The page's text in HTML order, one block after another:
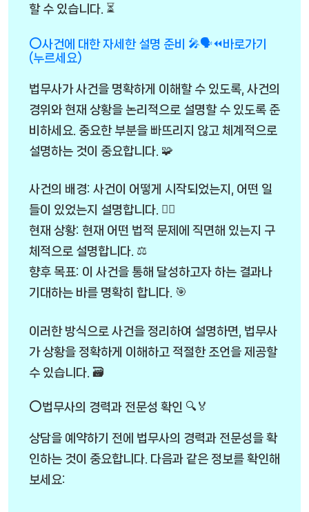
할 수 있습니다. ⏳
⭕사건에 대한 자세한 설명 준비 🎤🗣️⏪바로가기
(누르세요)
법무사가 사건을 명확하게 이해할 수 있도록, 사건의
경위와 현재 상황을 논리적으로 설명할 수 있도록 준
비하세요. 중요한 부분을 빠뜨리지 않고 체계적으로
설명하는 것이 중요합니다. 🧩
사건의 배경: 사건이 어떻게 시작되었는지, 어떤 일
들이 있었는지 설명합니다. 🕵️‍♂️
현재 상황: 현재 어떤 법적 문제에 직면해 있는지 구
체적으로 설명합니다. ⚖️
향후 목표: 이 사건을 통해 달성하고자 하는 결과나
기대하는 바를 명확히 합니다. 🎯
이러한 방식으로 사건을 정리하여 설명하면, 법무사
가 상황을 정확하게 이해하고 적절한 조언을 제공할
수 있습니다. 🗃️
⭕법무사의 경력과 전문성 확인 🔍🏅
상담을 예약하기 전에 법무사의 경력과 전문성을 확
인하는 것이 중요합니다. 다음과 같은 정보를 확인해
보세요: